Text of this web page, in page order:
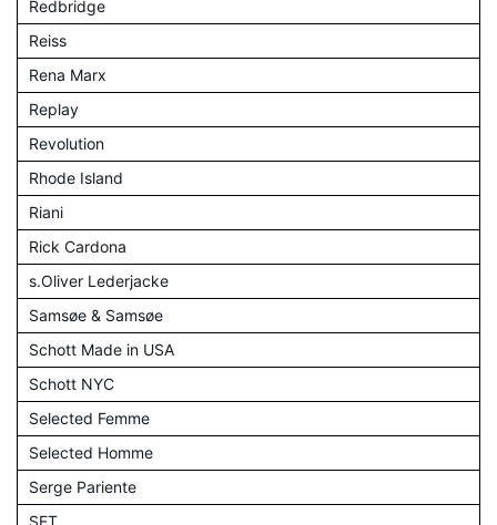
Redbridge
Reiss
Rena Marx
Replay
Revolution
Rhode Island
Riani
Rick Cardona
s.Oliver Lederjacke
Samsøe & Samsøe
Schott Made in USA
Schott NYC
Selected Femme
Selected Homme
Serge Pariente